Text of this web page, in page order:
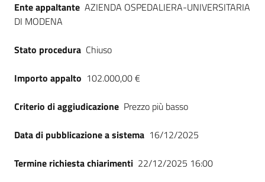
English
site
Seguici
Ente appaltante AZIENDA OSPEDALIERA-UNIVERSITARIA
DI MODENA
Stato procedura Chiuso
Importo appalto 102.000,00 €
Criterio di aggiudicazione Prezzo più basso
Data di pubblicazione a sistema 16/12/2025
Termine richiesta chiarimenti 22/12/2025 16:00